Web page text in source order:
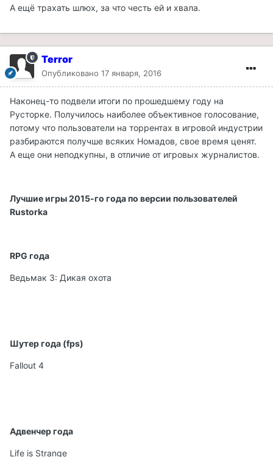
А ещё трахать шлюх, за что честь ей и хвала.
Terror
Опубликовано 17 января, 2016
Наконец-то подвели итоги по прошедшему году на
Русторке. Получилось наиболее объективное голосование,
потому что пользователи на торрентах в игровой индустрии
разбираются получше всяких Номадов, свое время ценят.
А еще они неподкупны, в отличие от игровых журналистов.
Лучшие игры 2015-го года по версии пользователей
Rustorka
RPG года
Ведьмак 3: Дикая охота
Шутер года (fps)
Fallout 4
Адвенчер года
Life is Strange